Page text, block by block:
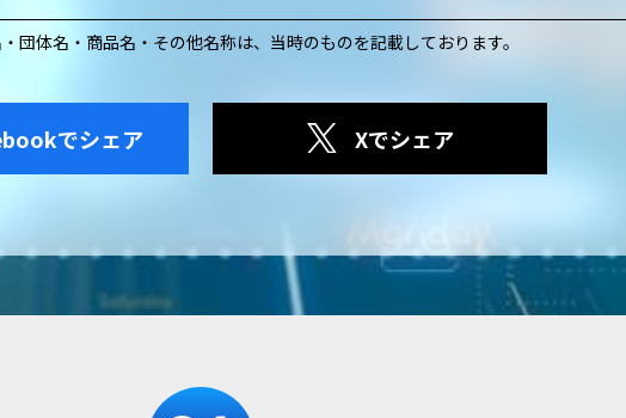
団体名・商品名・その他名称は、 当時のものを記載しております。
でシェア Xでシェア